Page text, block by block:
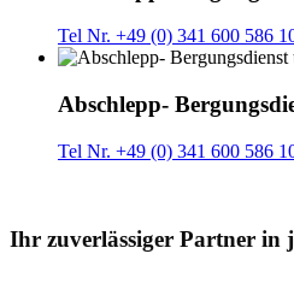
Tel Nr. +49 (0) 341 600 586
Abschlepp-
Tel Nr. +49 (0) 341 600 586
Ihr zuverlässiger Partner in